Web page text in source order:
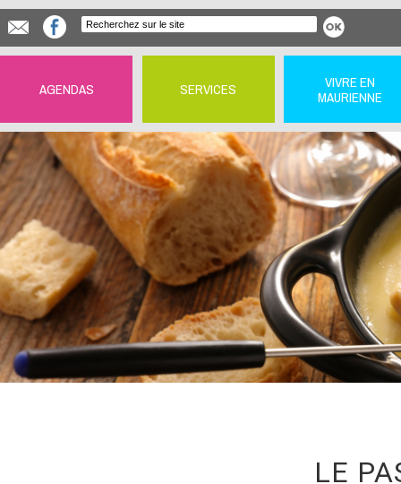
AGENDAS SERVICES
VIVRE EN
MAURIENNE
LE